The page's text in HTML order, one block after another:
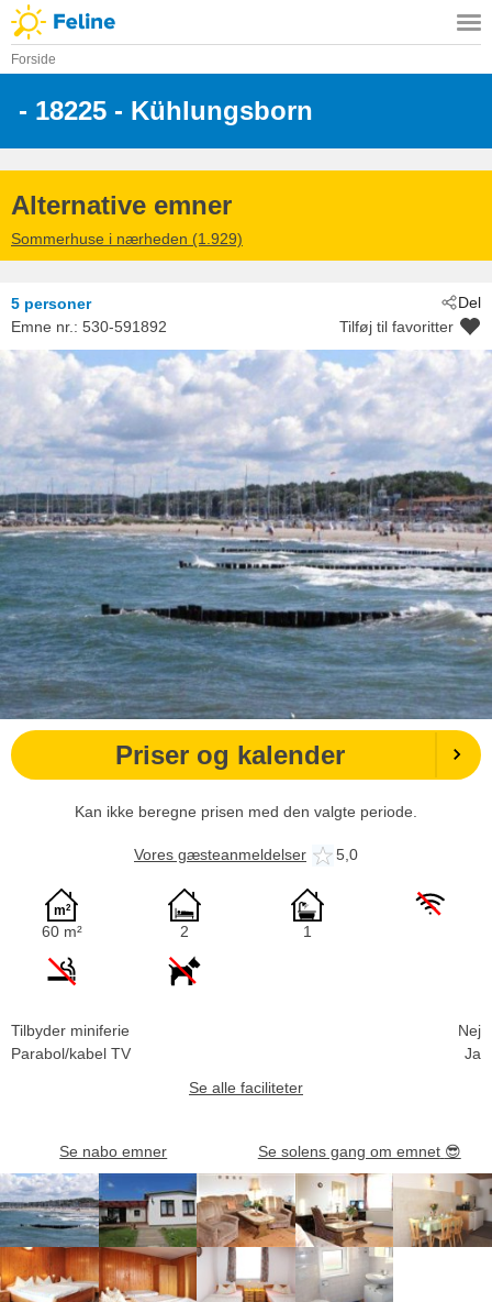
Forside
- 18225 - Kühlungsborn
Alternative emner
Sommerhuse i nærheden (1.929)
Del
5 personer
Emne nr.: 530-591892 Tilføj til favoritter
Priser og kalender
Kan ikke beregne prisen med den valgte periode.
Vores gæsteanmeldelser 5,0
60 m² 2 1
Tilbyder miniferie
Nej
Parabol/kabel TV
Ja
Se alle faciliteter
Se nabo emner Se solens gang om emnet 😎